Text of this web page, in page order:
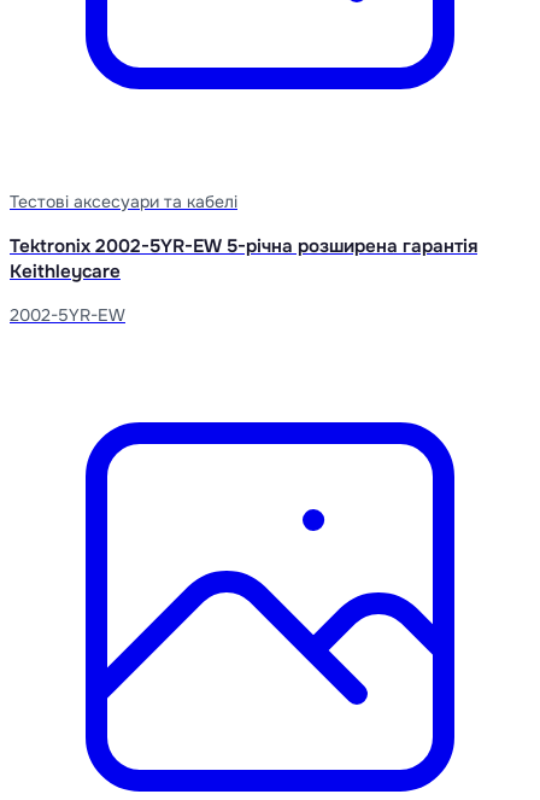
Тестові аксесуари та кабелі
Tektronix 2002-5YR-EW 5-річна розширена гарантія
Keithleycare
2002-5YR-EW